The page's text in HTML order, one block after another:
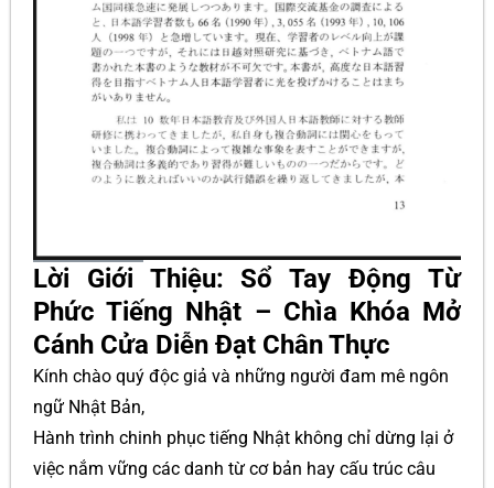
Lời Giới Thiệu: Sổ Tay Động Từ
Phức Tiếng Nhật – Chìa Khóa Mở
Cánh Cửa Diễn Đạt Chân Thực
Kính chào quý độc giả và những người đam mê ngôn
ngữ Nhật Bản,
Hành trình chinh phục tiếng Nhật không chỉ dừng lại ở
việc nắm vững các danh từ cơ bản hay cấu trúc câu